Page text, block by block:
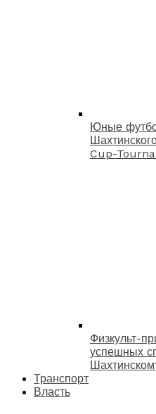
Юные
Cup-
Физкульт-
успешных
Транспорт
Власть